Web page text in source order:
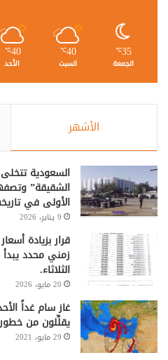
35
℃
الجمعة
40
℃
السبت
40
℃
الأحد
الأشهر
السعودية
الشقيقة”
الأولى في
9 يناير، 2026
قرار بزيادة
زمني محدد
الثلاثاء.
20 مايو، 2026
غاز سام غداً
يقلِّلون من
29 مايو، 2021